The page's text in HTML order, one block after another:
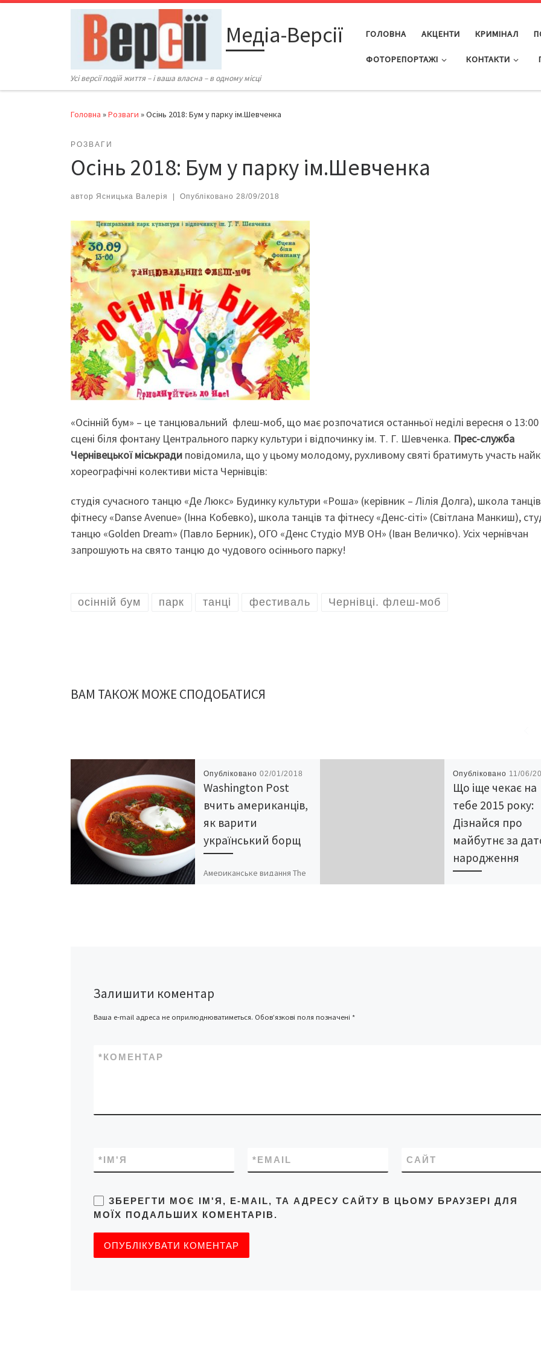
Перейти до вмісту
Медіа-Версії
Усі версії подій життя – і ваша власна – в одному місці
ГОЛОВНА АКЦЕНТИ КРИМІНАЛ
ФОТОРЕПОРТАЖІ КОНТАКТИ
Головна »Розваги »Осінь 2018: Бум у парку ім.Шевченка
РОЗВАГИ
Осінь 2018: Бум у парку ім.Шевченка
автор Ясницька Валерія Опубліковано 28/09/2018
«Осінній бум» – це танцювальний флеш-моб, що має розпочатися останньої неділі вересня о
сцені біля фонтану Центрального парку культури і відпочинку ім. Т. Г. Шевченка. Прес-служба
Чернівецької міськради повідомила, що у цьому молодому, рухливому святі братимуть участь
хореографічні колективи міста Чернівців:
студія сучасного танцю «Де Люкс» Будинку культури «Роша» (керівник – Лілія Долга), школа
фітнесу «Danse Avenue» (Інна Кобевко), школа танців та фітнесу «Денс-сіті» (Світлана Манкиш),
танцю «Golden Dream» (Павло Берник), ОГО «Денс Студіо МУВ ОН» (Іван Величко). Усіх чернівчан
запрошують на свято танцю до чудового осіннього парку!
осінній бум парк танці фестиваль Чернівці. флеш-моб
ВАМ ТАКОЖ МОЖЕ СПОДОБАТИСЯ
Опубліковано02/01/2018
Washington Post
вчить американців,
як варити
український борщ
Американське видання The
Опубліковано 11/06/
Що іще чекає на
тебе 2015 року:
Дізнайся про
майбутнє за
народження
Залишити коментар
Ваша e-mail адреса не оприлюднюватиметься. Обов’язкові поля позначені *
КОМЕНТАР
*
ІМ'Я
* EMAIL
* САЙТ
ЗБЕРЕГТИ МОЄ ІМ'Я, E-MAIL, ТА АДРЕСУ САЙТУ В ЦЬОМУ БРАУЗЕРІ ДЛЯ
МОЇХ ПОДАЛЬШИХ КОМЕНТАРІВ.